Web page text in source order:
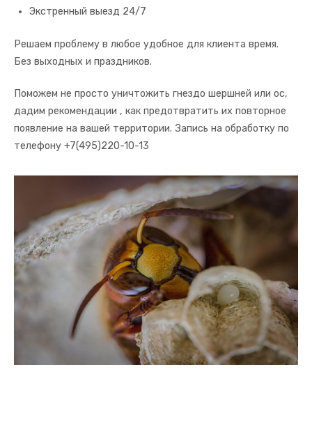
Экстренный выезд 24/7
Решаем проблему в любое удобное для клиента время.
Без выходных и праздников.
Поможем не просто уничтожить гнездо шершней или ос,
дадим рекомендации , как предотвратить их повторное
появление на вашей территории. Запись на обработку по
телефону +7(495)220-10-13